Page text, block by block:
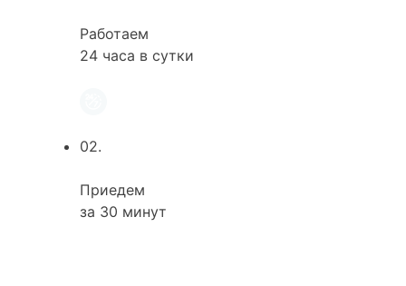
Работаем
24 часа в сутки
02.
Приедем
за 30 минут